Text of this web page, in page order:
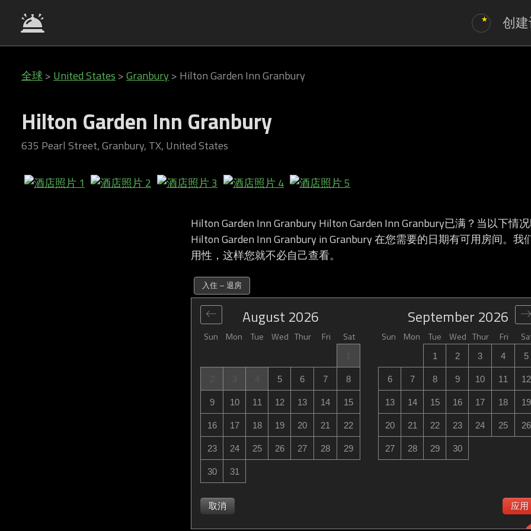
创
全球 > United States >Granbury > Hilton Garden Inn Granbury
Hilton Garden Inn Granbury
635 Pearl Street, Granbury, TX, United States
Hilton Garden Inn Granbury Hilton Garden Inn Granbury已满？当以下情
Hilton Garden Inn Granbury in Granbury 在您需要的日期有可用房间。我
用性，这样您就不必自己查看。
入住 – 退房
Sun Mon Tue Wed Thur Fri Sat Sun Mon Tue Wed Thur Fri
August 2026
5 6 7 8
9 10 11 12 13 14 15
16 17 18 19 20 21 22
23 24 25 26 27 28 29
30 31
September 2026
1 2 3 4 5
6 7 8 9 10 11 12
13 14 15 16 17 18 19
20 21 22 23 24 25 26
27 28 29 30
取消 应用